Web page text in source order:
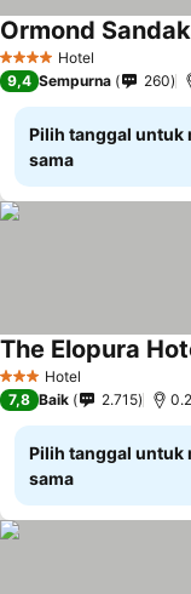
4 BintangHotel
Ormond
9,4 Sempurna 260
Pilih tanggal untuk
sama
3 BintangHotel
The Elopura
7,8 Baik 2.715
Pilih tanggal untuk
sama